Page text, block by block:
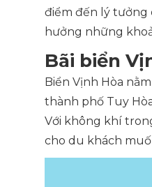
điểm đến lý tưởng
hưởng những
Bãi biển
Biển Vịnh Hòa
thành phố Tuy
Với không khí
cho du khách